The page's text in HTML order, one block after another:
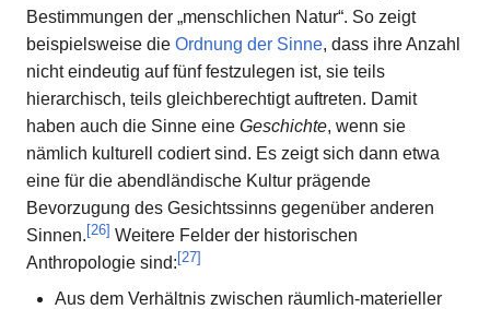
Bestimmungen der „menschlichen Natur“. So zeigt
beispielsweise die Ordnung der Sinne, dass ihre Anzahl
nicht eindeutig auf fünf festzulegen ist, sie teils
hierarchisch, teils gleichberechtigt auftreten. Damit
haben auch die Sinne eine Geschichte, wenn sie
nämlich kulturell codiert sind. Es zeigt sich dann etwa
eine für die abendländische Kultur prägende
Bevorzugung des Gesichtssinns gegenüber anderen
Sinnen.[26] Weitere Felder der historischen
Anthropologie sind:[27]
Aus dem Verhältnis zwischen räumlich-materieller